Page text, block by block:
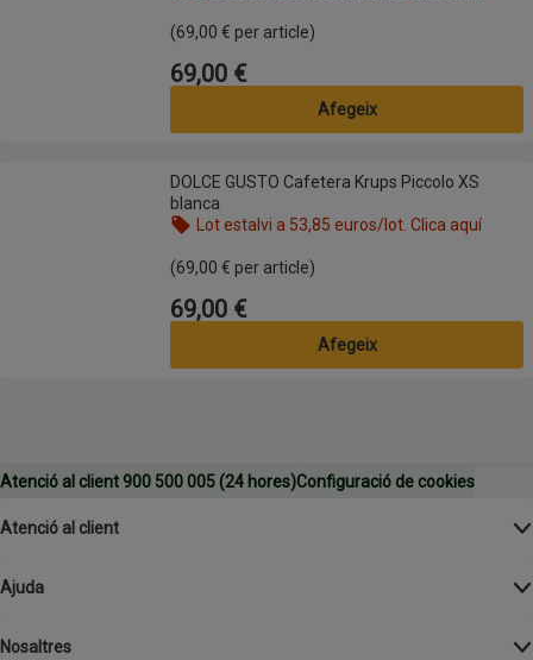
(69,00 € per article)
Preu
69,00 €
Afegeix
DOLCE GUSTO Cafetera Krups Piccolo XS blanca
DOLCE GUSTO Cafetera Krups Piccolo XS
blanca
Lot estalvi a 53,85 euros/lot. Clica aquí
(69,00 € per article)
Preu
69,00 €
Afegeix
Atenció al client 900 500 005 (24 hores)Configuració de cookies
Atenció al client
Ajuda
Nosaltres